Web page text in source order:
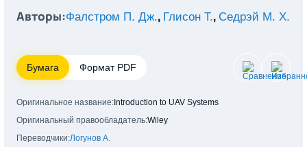
Авторы:Фалстром П. Дж., Глисон Т., Седрэй М. Х.
Бумага Формат PDF
Оригинальное название: Introduction to UAV Systems
Оригинальный правообладатель:Wiley
Переводчики:Логунов А.